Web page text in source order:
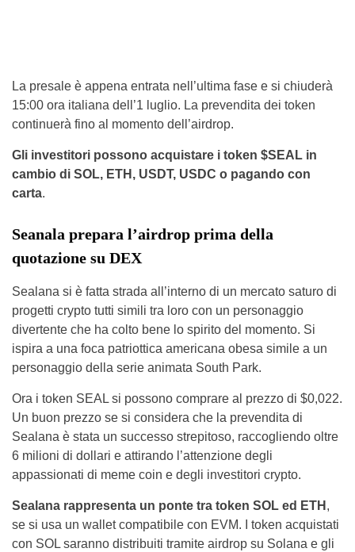
La presale è appena entrata nell’ultima fase e si chiuderà
15:00 ora italiana dell’1 luglio. La prevendita dei token
continuerà fino al momento dell’airdrop.
Gli investitori possono acquistare i token $SEAL in
cambio di SOL, ETH, USDT, USDC o pagando con
carta.
Seanala prepara l’airdrop prima della
quotazione su DEX
Sealana si è fatta strada all’interno di un mercato saturo di
progetti crypto tutti simili tra loro con un personaggio
divertente che ha colto bene lo spirito del momento. Si
ispira a una foca patriottica americana obesa simile a un
personaggio della serie animata South Park.
Ora i token SEAL si possono comprare al prezzo di $0,022.
Un buon prezzo se si considera che la prevendita di
Sealana è stata un successo strepitoso, raccogliendo oltre
6 milioni di dollari e attirando l’attenzione degli
appassionati di meme coin e degli investitori crypto.
Sealana rappresenta un ponte tra token SOL ed ETH ,
se si usa un wallet compatibile con EVM. I token acquistati
con SOL saranno distribuiti tramite airdrop su Solana e gli